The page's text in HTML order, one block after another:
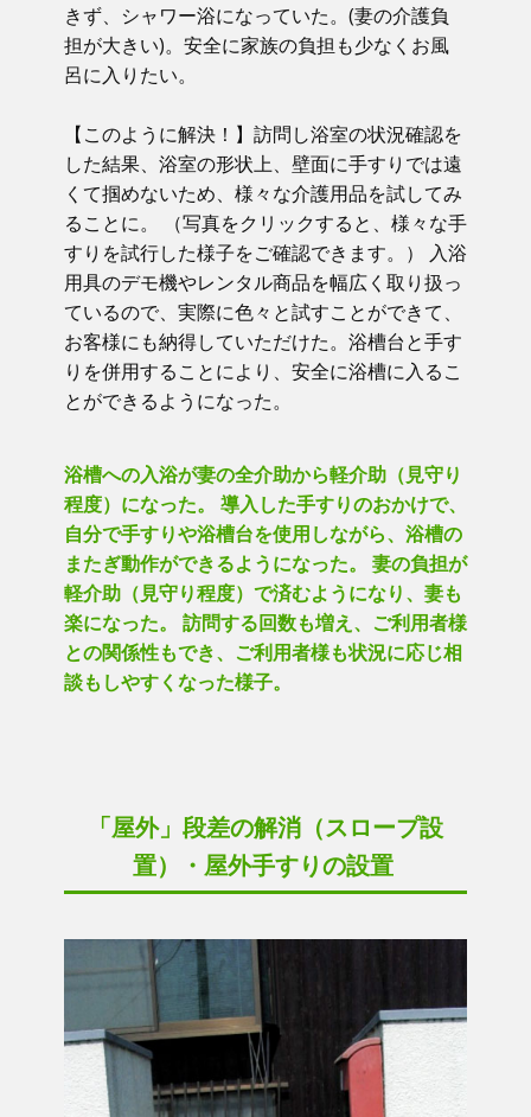
きず、シャワー浴になっていた。(妻の介護負
担が大きい)。安全に家族の負担も少なくお風
呂に入りたい。
【このように解決！】訪問し浴室の状況確認を
した結果、浴室の形状上、壁面に手すりでは遠
くて掴めないため、様々な介護用品を試してみ
ることに。 （写真をクリックすると、様々な手
すりを試行した様子をご確認できます。） 入浴
用具のデモ機やレンタル商品を幅広く取り扱っ
ているので、実際に色々と試すことができて、
お客様にも納得していただけた。浴槽台と手す
りを併用することにより、安全に浴槽に入るこ
とができるようになった。
浴槽への入浴が妻の全介助から軽介助（見守り
程度）になった。 導入した手すりのおかけで、
自分で手すりや浴槽台を使用しながら、浴槽の
またぎ動作ができるようになった。 妻の負担が
軽介助（見守り程度）で済むようになり、妻も
楽になった。 訪問する回数も増え、ご利用者様
との関係性もでき、ご利用者様も状況に応じ相
談もしやすくなった様子。
「屋外」段差の解消（スロープ設
置）・屋外手すりの設置